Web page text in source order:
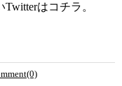
はコチラ。